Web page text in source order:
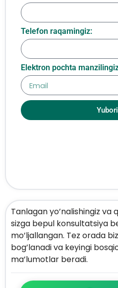
Tanlagan yo’nalishingiz va
sizga bepul konsultatsiya
mo’ljallangan. Tez orada
bog’lanadi va keyingi
ma’lumotlar beradi.
Telefon raqamingiz:
Elektron pochta